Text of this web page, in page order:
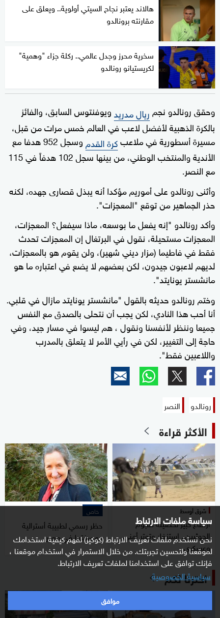
سياسة ملفات الارتباط
نحن نستخدم ملفات تعريف الارتباط (كوكيز) لفهم كيفية استخدامك
لموقعنا ولتحسين تجربتك. من خلال الاستمرار في استخدام موقعنا ،
فإنك توافق على استخدامنا لملفات تعريف الارتباط.
سياسية الخصوصية
موافق
هالاند يعتبر نجاح السيتي أولوية.. ويعلق على
مقارنته برونالدو
سخرية محرز وجدل عالمي.. ركلة جزاء "وهمية"
لكريستيانو رونالدو
وحقق رونالدو نجمريال مدريدويوفنتوس السابق، والفائز
بالكرة الذهبية لأفضل لاعب في العالم خمس مرات من قبل،
مسيرة أسطورية في ملاعبكرة القدم
وسجل 952 هدفا مع
الأندية والمنتخب الوطني، من بينها سجل 102 هدفاً في 115
مع النصر.
وأثنى رونالدو على أموريم مؤكدا أنه يبذل قصارى جهده، لكنه
حذر الجماهير من توقع "المعجزات".
وأكد رونالدو "إنه يفعل ما بوسعه، ماذا سيفعل؟ المعجزات،
المعجزات مستحيلة، نقول في البرتغال إن المعجزات تحدث
فقط في فاطيما (مزار ديني شهير)، ولن يقوم هو بالمعجزات،
لديهم لاعبون جيدون، لكن بعضهم لا يضع في اعتباره ما هو
مانشستر يونايتد".
وختم رونالدو حديثه بالقول "مانشستر يونايتد مازال في قلبي.
أنا أحب هذا النادي، لكن يجب أن نتحلى بالصدق مع النفس
جميعا وننظر لأنفسنا ونقول ، هم ليسوا في مسار جيد، وفي
حاجة إلى التغيير، لكن في رأيي الأمر لا يتعلق بالمدرب
واللاعبين فقط".
رونالدو النصر
الأكثر قراءة
شرق أوسط
ارتفاع كبير لحصيلة هجوم
الحوثيين.. استنفار وتوتر أمني
وعسكري
خاص
حظر رسمي لطبيبة أسترالية
ووصفتها في مصر
اخترنا لكم